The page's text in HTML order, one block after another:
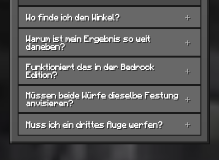
Wo finde ich den Winkel?
+
Warum ist mein Ergebnis so weit
daneben? +
Funktioniert das in der Bedrock
Edition? +
Müssen beide Würfe dieselbe Festung
anvisieren? +
Muss ich ein drittes Auge werfen? +